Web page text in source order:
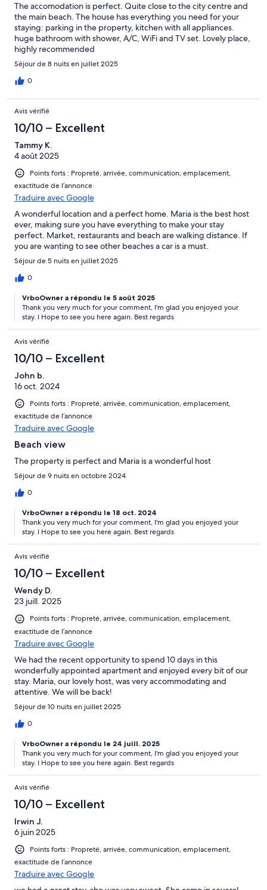
The accomodation is perfect. Quite close to the city centre and
the main beach. The house has everything you need for your
staying: parking in the property, kitchen with all appliances.
huge bathroom with shower, A/C, WiFi and TV set. Lovely place,
highly recommended
Séjour de 8 nuits en juillet 2025
0
Avis vérifié
10/10 – Excellent
Tammy K.
4 août 2025
Points forts : Propreté, arrivée, communication, emplacement,
exactitude de l’annonce
Traduire avec Google
A wonderful location and a perfect home. Maria is the best host
ever, making sure you have everything to make your stay
perfect. Market, restaurants and beach are walking distance. If
you are wanting to see other beaches a car is a must.
Séjour de 5 nuits en juillet 2025
0
VrboOwner a répondu le 5 août 2025
Thank you very much for your comment, I'm glad you enjoyed your
stay. I Hope to see you here again. Best regards
Avis vérifié
10/10 – Excellent
John b.
16 oct. 2024
Points forts : Propreté, arrivée, communication, emplacement,
exactitude de l’annonce
Traduire avec Google
Beach view
The property is perfect and Maria is a wonderful host
Séjour de 9 nuits en octobre 2024
0
VrboOwner a répondu le 18 oct. 2024
Thank you very much for your comment, I'm glad you enjoyed your
stay. I Hope to see you here again. Best regards
Avis vérifié
10/10 – Excellent
Wendy D.
23 juill. 2025
Points forts : Propreté, arrivée, communication, emplacement,
exactitude de l’annonce
Traduire avec Google
We had the recent opportunity to spend 10 days in this
wonderfully appointed apartment and enjoyed every bit of our
stay. Maria, our lovely host, was very accommodating and
attentive. We will be back!
Séjour de 10 nuits en juillet 2025
0
VrboOwner a répondu le 24 juill. 2025
Thank you very much for your comment, I'm glad you enjoyed your
stay. I Hope to see you here again. Best regards
Avis vérifié
10/10 – Excellent
Irwin J.
6 juin 2025
Points forts : Propreté, arrivée, communication, emplacement,
exactitude de l’annonce
Traduire avec Google